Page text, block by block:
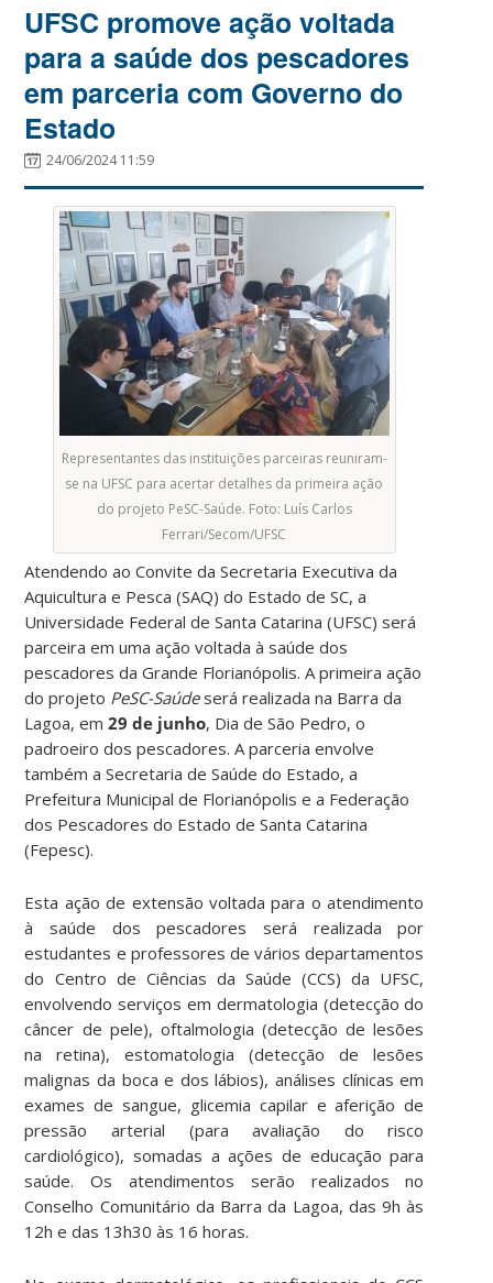
UFSC promove ação voltada
para a saúde dos pescadores
em parceria com Governo do
Estado
24/06/2024 11:59
Representantes das instituições parceiras reuniram-
se na UFSC para acertar detalhes da primeira ação
do projeto PeSC-Saúde. Foto: Luís Carlos
Ferrari/Secom/UFSC
Atendendo ao Convite da Secretaria Executiva da
Aquicultura e Pesca (SAQ) do Estado de SC, a
Universidade Federal de Santa Catarina (UFSC) será
parceira em uma ação voltada à saúde dos
pescadores da Grande Florianópolis. A primeira ação
do projeto PeSC-Saúdeserá realizada na Barra da
Lagoa, em29 de junho, Dia de São Pedro, o
padroeiro dos pescadores. A parceria envolve
também a Secretaria de Saúde do Estado, a
Prefeitura Municipal de Florianópolis e a Federação
dos Pescadores do Estado de Santa Catarina
(Fepesc).
Esta ação de extensão voltada para o atendimento
à saúde dos pescadores será realizada por
estudantes e professores de vários departamentos
do Centro de Ciências da Saúde (CCS) da UFSC,
envolvendo serviços em dermatologia (detecção do
câncer de pele), oftalmologia (detecção de lesões
na retina), estomatologia (detecção de lesões
malignas da boca e dos lábios), análises clínicas em
exames de sangue, glicemia capilar e aferição de
pressão arterial (para avaliação do risco
cardiológico), somadas a ações de educação para
saúde. Os atendimentos serão realizados no
Conselho Comunitário da Barra da Lagoa, das 9h às
12h e das 13h30 às 16 horas.